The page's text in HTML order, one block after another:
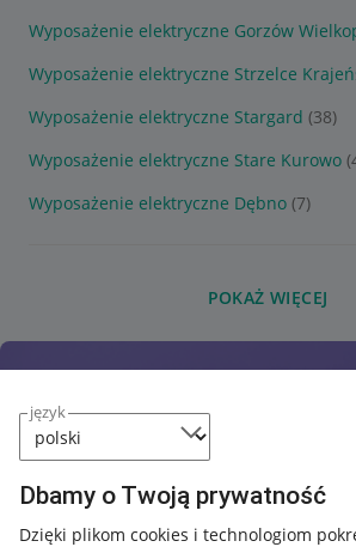
język
Dbamy o Twoją prywatność
Dzięki plikom cookies i technologiom
Wyposażenie elektryczne Gorzów
Wyposażenie elektryczne Strzelce
Wyposażenie elektryczne Stargard (38)
Wyposażenie elektryczne Stare Kurowo
Wyposażenie elektryczne Dębno (7)
POKAŻ WIĘCEJ